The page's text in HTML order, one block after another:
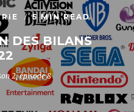
5 MIN READ
DES BILANS
2, épisode 8